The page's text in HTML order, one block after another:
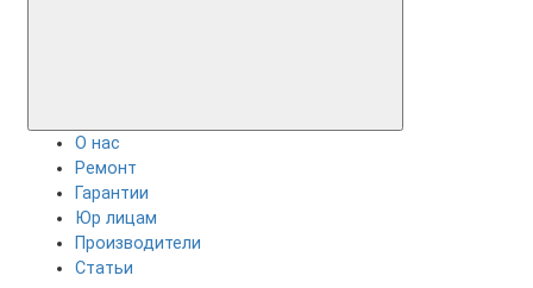
О нас
Ремонт
Гарантии
Юр лицам
Производители
Статьи